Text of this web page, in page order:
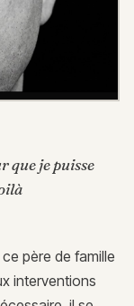
que je puisse
père de famille
interventions